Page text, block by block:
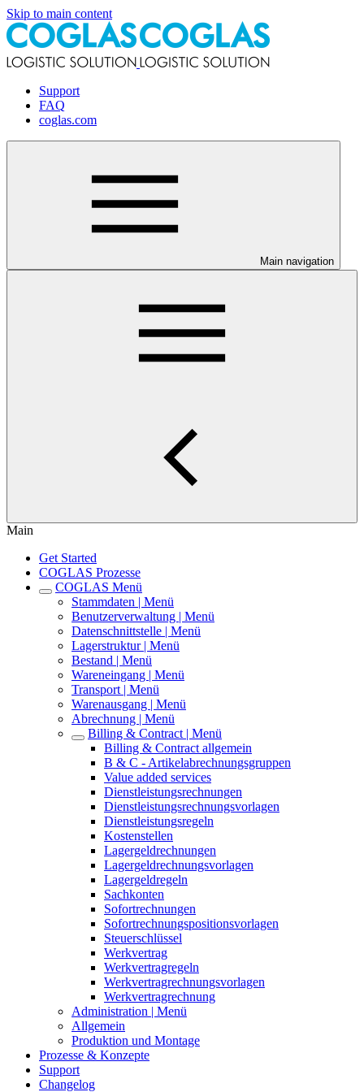
Skip to main content
Support
FAQ
coglas.com
Main navigation
Main
Get Started
COGLAS Prozesse
COGLAS Menü
Stammdaten | Menü
Benutzerverwaltung | Menü
Datenschnittstelle | Menü
Lagerstruktur | Menü
Bestand | Menü
Wareneingang | Menü
Transport | Menü
Warenausgang | Menü
Abrechnung | Menü
Billing & Contract | Menü
Billing & Contract allgemein
B & C - Artikelabrechnungsgruppen
Value added services
Dienstleistungsrechnungen
Dienstleistungsrechnungsvorlagen
Dienstleistungsregeln
Kostenstellen
Lagergeldrechnungen
Lagergeldrechnungsvorlagen
Lagergeldregeln
Sachkonten
Sofortrechnungen
Sofortrechnungspositionsvorlagen
Steuerschlüssel
Werkvertrag
Werkvertragregeln
Werkvertragrechnungsvorlagen
Werkvertragrechnung
Administration | Menü
Allgemein
Produktion und Montage
Prozesse & Konzepte
Support
Changelog